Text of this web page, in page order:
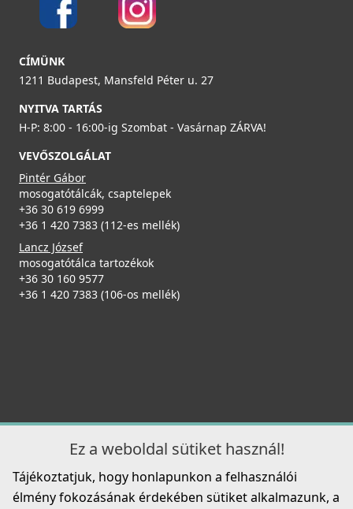
89 990 Ft
ELLECI - Csaptelep Club matt fekete - Kifutó termék!
MOKCLUBK
99 890 Ft
MKKTRA99
89 990 Ft
Részletek
Elleci ATH093BK Vágódeszka HPL - Fekete
ELLECI - Tároló edény egyrészes gourmet 433 HPL
kerettel - Fekete
CÍMÜNK
1211 Budapest, Mansfeld Péter u. 27
NYITVA TARTÁS
H-P: 8:00 - 16:00-ig Szombat - Vasárnap ZÁRVA!
VEVŐSZOLGÁLAT
Pintér Gábor
mosogatótálcák, csaptelepek
+36 30 619 6999
+36 1 420 7383 (112-es mellék)
Lancz József
mosogatótálca tartozékok
+36 30 160 9577
+36 1 420 7383 (106-os mellék)
Ez a weboldal sütiket használ!
Tájékoztatjuk, hogy honlapunkon a felhasználói
élmény fokozásának érdekében sütiket alkalmazunk, a